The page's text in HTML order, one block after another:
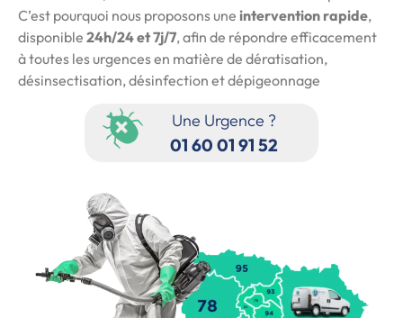
C’est pourquoi nous proposons une intervention rapide,
disponible 24h/24 et 7j/7, afin de répondre efficacement
à toutes les urgences en matière de dératisation,
désinsectisation, désinfection et dépigeonnage
Une Urgence ?
01 60 01 91 52